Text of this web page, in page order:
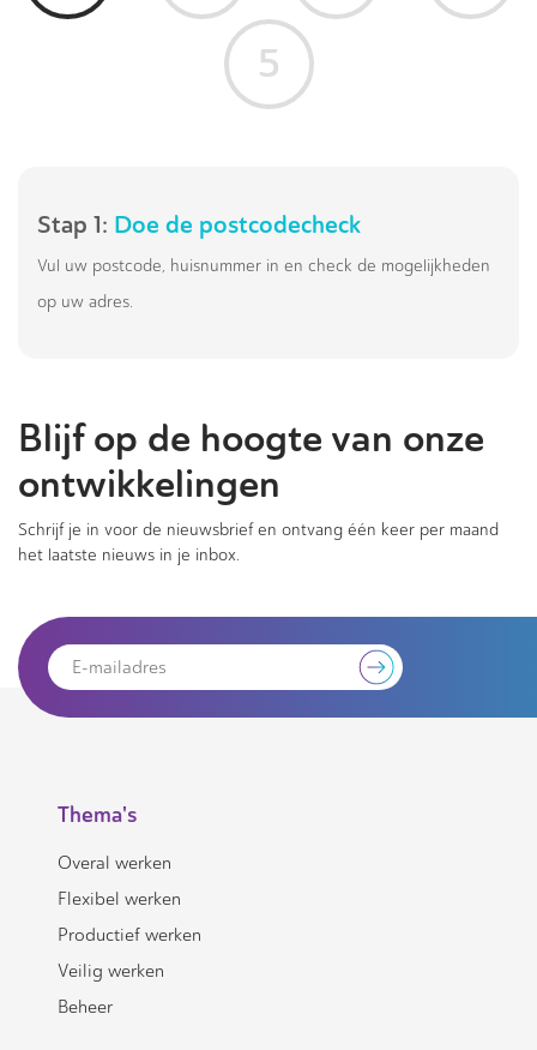
5
Stap 1: Doe de postcodecheck
Vul uw postcode, huisnummer in en check de mogelijkheden
op uw adres.
Blijf op de hoogte van onze
ontwikkelingen
Schrijf je in voor de nieuwsbrief en ontvang één keer per maand
het laatste nieuws in je inbox.
Thema's
Overal werken
Flexibel werken
Productief werken
Veilig werken
Beheer